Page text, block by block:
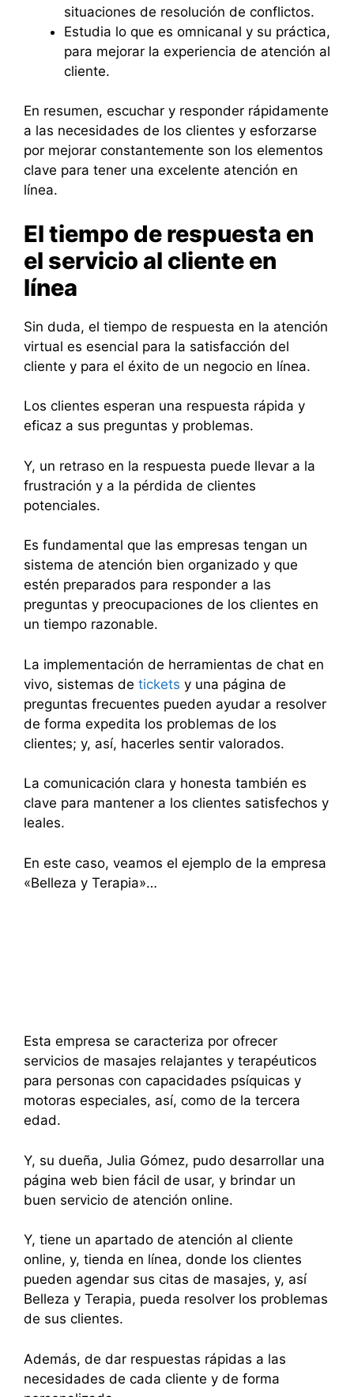
situaciones de resolución de conflictos.
Estudia lo que es omnicanal y su práctica,
para mejorar la experiencia de atención al
cliente.
En resumen, escuchar y responder rápidamente
a las necesidades de los clientes y esforzarse
por mejorar constantemente son los elementos
clave para tener una excelente atención en
línea.
El tiempo de respuesta en
el servicio al cliente en
línea
Sin duda, el tiempo de respuesta en la atención
virtual es esencial para la satisfacción del
cliente y para el éxito de un negocio en línea.
Los clientes esperan una respuesta rápida y
eficaz a sus preguntas y problemas.
Y, un retraso en la respuesta puede llevar a la
frustración y a la pérdida de clientes
potenciales.
Es fundamental que las empresas tengan un
sistema de atención bien organizado y que
estén preparados para responder a las
preguntas y preocupaciones de los clientes en
un tiempo razonable.
La implementación de herramientas de chat en
vivo, sistemas de tickets y una página de
preguntas frecuentes pueden ayudar a resolver
de forma expedita los problemas de los
clientes; y, así, hacerles sentir valorados.
La comunicación clara y honesta también es
clave para mantener a los clientes satisfechos y
leales.
En este caso, veamos el ejemplo de la empresa
«Belleza y Terapia»…
Esta empresa se caracteriza por ofrecer
servicios de masajes relajantes y terapéuticos
para personas con capacidades psíquicas y
motoras especiales, así, como de la tercera
edad.
Y, su dueña, Julia Gómez, pudo desarrollar una
página web bien fácil de usar, y brindar un
buen servicio de atención online.
Y, tiene un apartado de atención al cliente
online, y, tienda en línea, donde los clientes
pueden agendar sus citas de masajes, y, así
Belleza y Terapia, pueda resolver los problemas
de sus clientes.
Además, de dar respuestas rápidas a las
necesidades de cada cliente y de forma